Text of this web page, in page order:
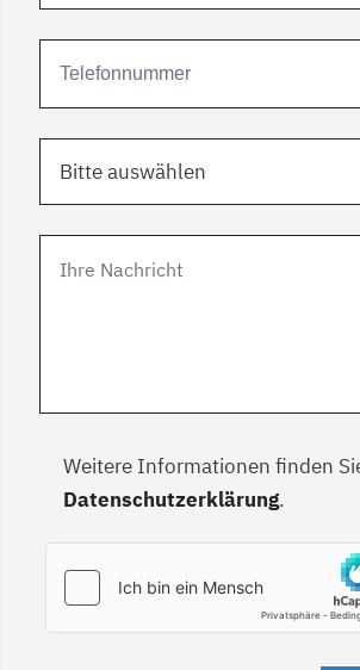
Bitte auswählen
Weitere Informationen finden
Datenschutzerklärung.